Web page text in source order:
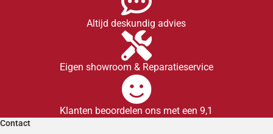
Altijd deskundig advies
Eigen showroom & Reparatieservice
Klanten beoordelen ons met een 9,1
Contact